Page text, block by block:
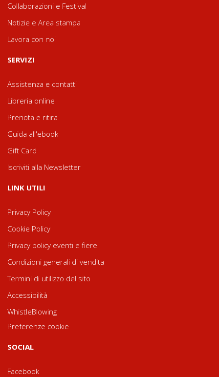
Collaborazioni e Festival
Notizie e Area stampa
Lavora con noi
SERVIZI
Assistenza e contatti
Libreria online
Prenota e ritira
Guida all'ebook
Gift Card
Iscriviti alla Newsletter
LINK UTILI
Privacy Policy
Cookie Policy
Privacy policy eventi e fiere
Condizioni generali di vendita
Termini di utilizzo del sito
Accessibilità
WhistleBlowing
Preferenze cookie
SOCIAL
Facebook